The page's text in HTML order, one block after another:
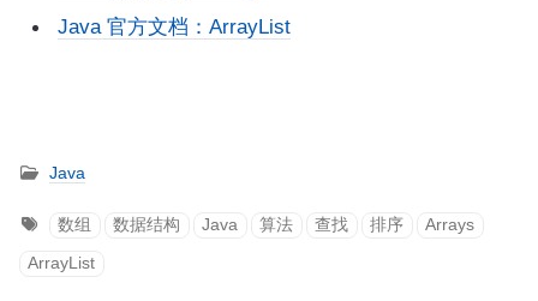
Java 官方文档：ArrayList
Java
数组 数据结构 Java 算法 查找 排序 Arrays
ArrayList